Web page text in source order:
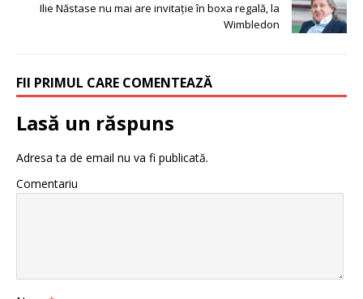
Ilie Năstase nu mai are invitație în boxa regală, la
Wimbledon
FII PRIMUL CARE COMENTEAZĂ
Lasă un răspuns
Adresa ta de email nu va fi publicată.
Comentariu